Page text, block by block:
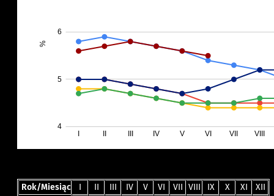
Rok/Miesiąc I II III IV V VI VII VIII IX X XI
XII